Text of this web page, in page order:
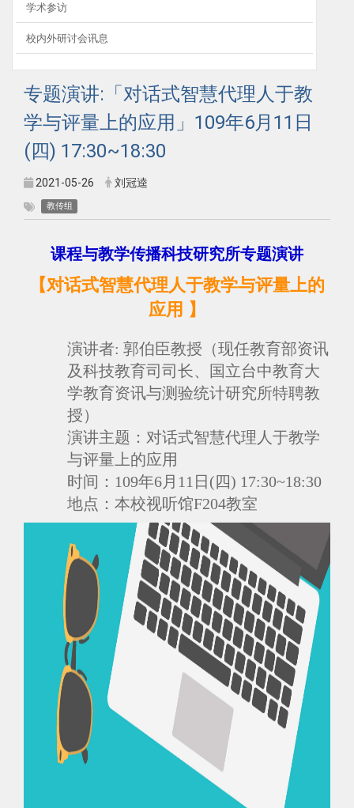
学术参访
校内外研讨会讯息
专题演讲:「对话式智慧代理人于教
学与评量上的应用」109年6月11日
(四) 17:30~18:30
2021-05-26 刘冠逵
教传组
课程与教学传播科技研究所专题演讲
【对话式智慧代理人于教学与评量上的
应用 】
演讲者: 郭伯臣教授 （现任教育部资讯
及科技教育司司长、国立台中教育大
学教育资讯与测验统计研究所特聘教
授）
演讲主题： 对话式智慧代理人于教学
与评量上的应用
时间： 109年6月11日(四) 17:30~18:30
地点： 本校视听馆F204教室